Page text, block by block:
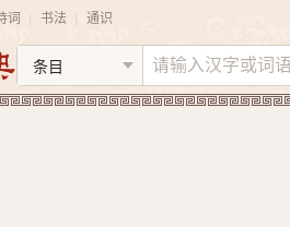
词 书法 通识